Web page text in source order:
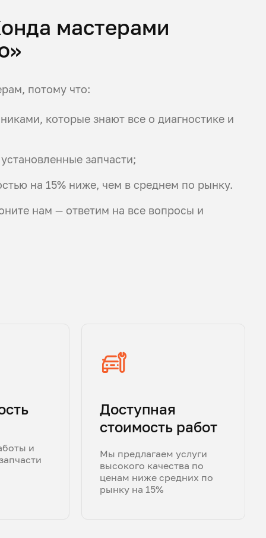
мастерами
потому что:
которые знают все о диагностике и
запчасти;
на 15% ниже, чем в среднем по рынку.
нам — ответим на все вопросы и
и
Доступная
стоимость работ
Мы предлагаем услуги
высокого качества по
ценам ниже средних по
рынку на 15%